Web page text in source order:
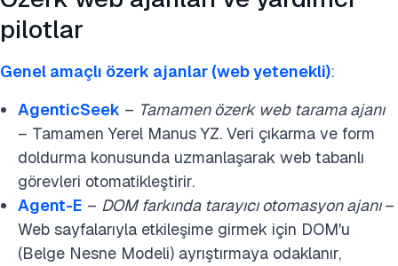
pilotlar
Genel amaçlı özerk ajanlar (web yetenekli):
AgenticSeek – Tamamen özerk web tarama ajanı
– Tamamen Yerel Manus YZ. Veri çıkarma ve form
doldurma konusunda uzmanlaşarak web tabanlı
görevleri otomatikleştirir.
Agent-E – DOM farkında tarayıcı otomasyon ajanı–
Web sayfalarıyla etkileşime girmek için DOM'u
(Belge Nesne Modeli) ayrıştırmaya odaklanır,